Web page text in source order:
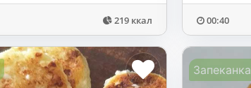
219 ккал 00:40